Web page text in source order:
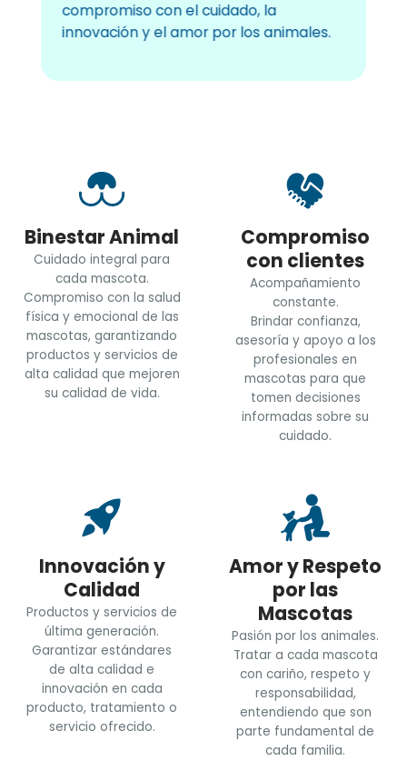
compromiso con el cuidado, la
innovación y el amor por los animales.
Binestar Animal
Cuidado integral para
cada mascota.
Compromiso con la salud
física y emocional de las
mascotas, garantizando
productos y servicios de
alta calidad que mejoren
su calidad de vida.
Compromiso
con clientes
Acompañamiento
constante.
Brindar confianza,
asesoría y apoyo a los
profesionales en
mascotas para que
tomen decisiones
informadas sobre su
cuidado.
Innovación y
Calidad
Productos y servicios de
última generación.
Garantizar estándares
de alta calidad e
innovación en cada
producto, tratamiento o
servicio ofrecido.
Amor y Respeto
por las
Mascotas
Pasión por los animales.
Tratar a cada mascota
con cariño, respeto y
responsabilidad,
entendiendo que son
parte fundamental de
cada familia.